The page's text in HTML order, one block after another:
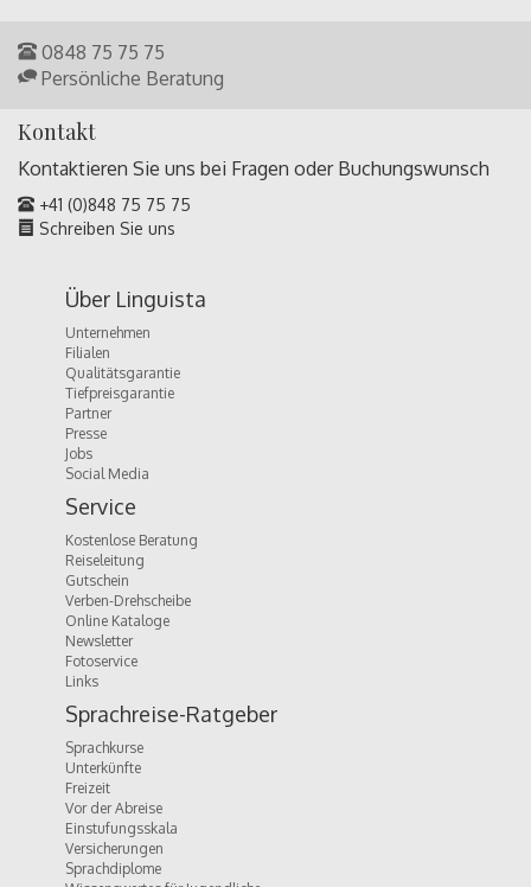
0848 75 75 75
Persönliche Beratung
Kontakt
Kontaktieren Sie uns bei Fragen oder Buchungswunsch
+41 (0)848 75 75 75
Schreiben Sie uns
Über Linguista
Unternehmen
Filialen
Qualitätsgarantie
Tiefpreisgarantie
Partner
Presse
Jobs
Social Media
Service
Kostenlose Beratung
Reiseleitung
Gutschein
Verben-Drehscheibe
Online Kataloge
Newsletter
Fotoservice
Links
Sprachreise-Ratgeber
Sprachkurse
Unterkünfte
Freizeit
Vor der Abreise
Einstufungsskala
Versicherungen
Sprachdiplome